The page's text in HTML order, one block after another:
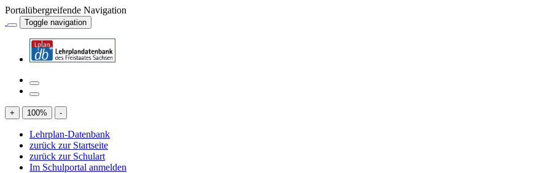
Portalübergreifende Navigation
Toggle navigation
+ 100% -
Lehrplan-Datenbank
zurück zur Startseite
zurück zur Schulart
Im Schulportal anmelden